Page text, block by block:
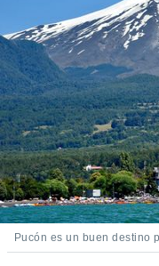
Pucón es un buen destino